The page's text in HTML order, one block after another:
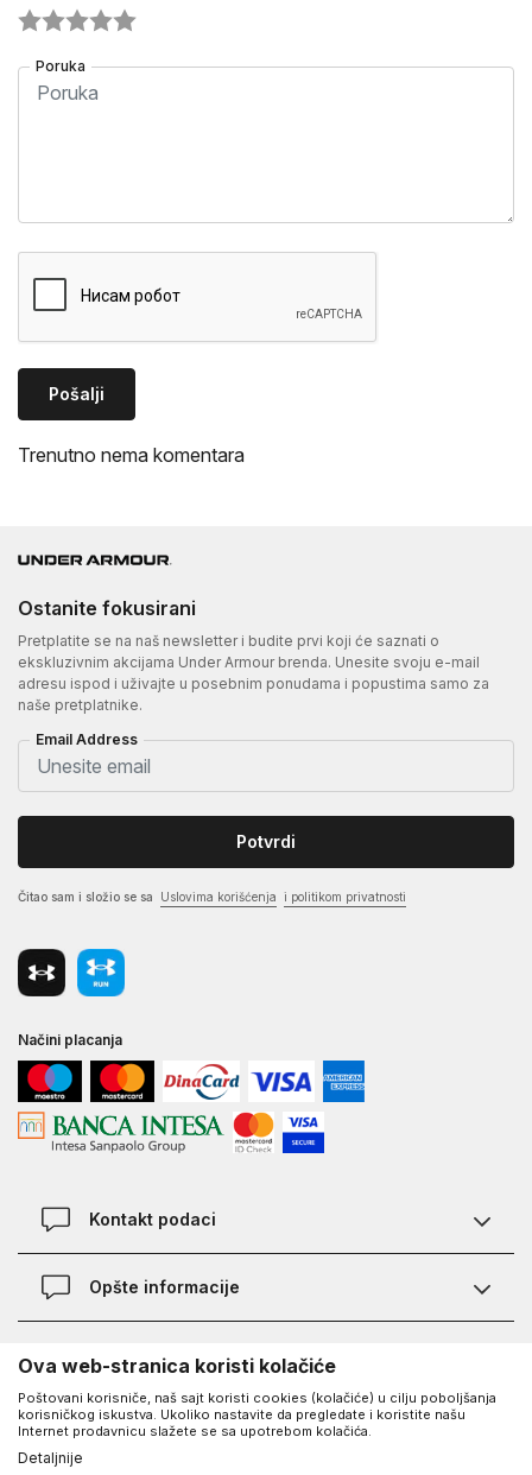
Poruka
Pošalji
Trenutno nema komentara
Ostanite fokusirani
Pretplatite se na naš newsletter i budite prvi koji će saznati o
ekskluzivnim akcijama Under Armour brenda. Unesite svoju e-mail
adresu ispod i uživajte u posebnim ponudama i popustima samo za
naše pretplatnike.
Email Address
Potvrdi
Čitao sam i složio se sa Uslovima korišćenja i politikom privatnosti
Načini placanja
Kontakt podaci
Chat
Opšte informacije
Najčešća pitanja
Kako kupiti
O Under Armour-u
O nama - priča o UA
Saznajte više o UA
UA Social
Ova web-stranica koristi kolačiće
Poštovani korisniče, naš sajt koristi cookies (kolačiće) u cilju poboljšanja
korisničkog iskustva. Ukoliko nastavite da pregledate i koristite našu
Internet prodavnicu slažete se sa upotrebom kolačića.
Detaljnije